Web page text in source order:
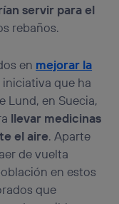
servir para el
rebaños.
en mejorar la
iniciativa que ha
Lund, en Suecia,
llevar medicinas
el aire. Aparte
de vuelta
en estos
que